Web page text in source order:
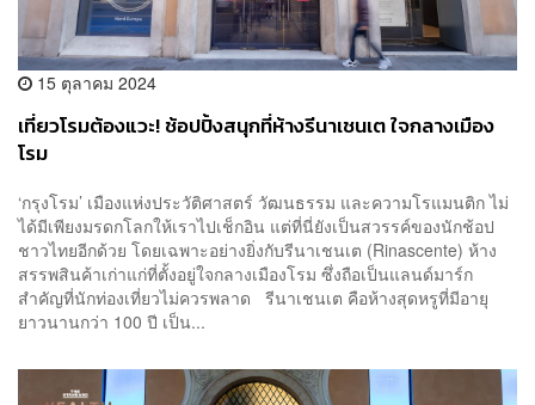
15 ตุลาคม 2024
เที่ยวโรมต้องแวะ! ช้อปปิ้งสนุกที่ห้างรีนาเชนเต ใจกลางเมือง
โรม
‘กรุงโรม’ เมืองแห่งประวัติศาสตร์ วัฒนธรรม และความโรแมนติก ไม่
ได้มีเพียงมรดกโลกให้เราไปเช็กอิน แต่ที่นี่ยังเป็นสวรรค์ของนักช้อป
ชาวไทยอีกด้วย โดยเฉพาะอย่างยิ่งกับรีนาเชนเต (Rinascente) ห้าง
สรรพสินค้าเก่าแก่ที่ตั้งอยู่ใจกลางเมืองโรม ซึ่งถือเป็นแลนด์มาร์ก
สำคัญที่นักท่องเที่ยวไม่ควรพลาด รีนาเชนเต คือห้างสุดหรูที่มีอายุ
ยาวนานกว่า 100 ปี เป็น...